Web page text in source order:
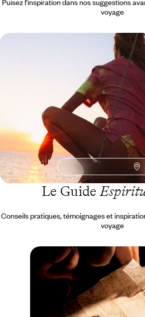
Puisez l’inspiration dans nos suggestions
voyage
Aux confins du Pacifique - Après
Au bout du monde, explorer un archipel
13 jours, de 4400 à 6000 $ CA
Toutes nos suggestions de voyages
Le Guide
Conseils pratiques, témoignages et
voyage